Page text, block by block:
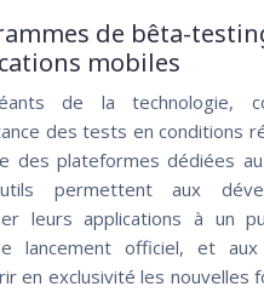
de bêta-
mobiles
de la technologie,
des tests en conditions
des plateformes dédiées
permettent aux
leurs applications à un
lancement officiel, et
en exclusivité les nouvelles